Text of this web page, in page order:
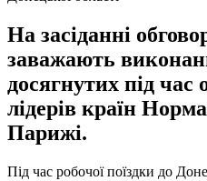
На засіданні
заважають
досягнутих під час
лідерів країн
Парижі.
Під час робочої поїздки до